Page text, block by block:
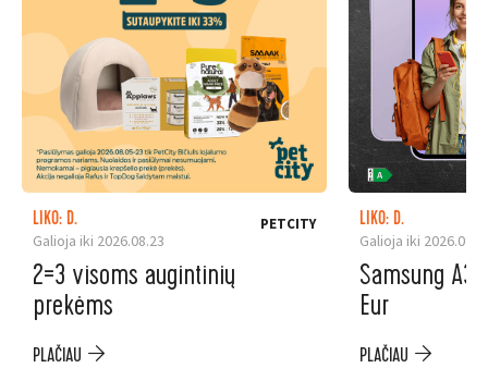
LIKO: D.
Galioja iki 2026.08.23
PETCITY
2=3 visoms augintinių
prekėms
PLAČIAU
LIKO: D.
Galioja iki
Samsung
Eur
PLAČIAU